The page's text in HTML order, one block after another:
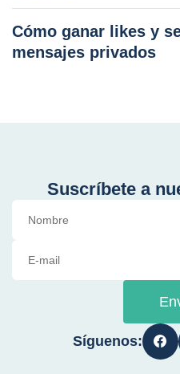
Cómo ganar likes y
mensajes privados
Suscríbete a
Síguenos: